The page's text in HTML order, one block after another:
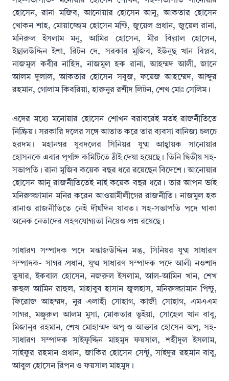
হোসেন, রানা মজিব, আনোয়ার হোসেন আনু, আকতার হোসেন
খোকন শাহ, মোয়াজ্জেম হোসেন মন্টি, জুয়েল প্রধান, জুয়েল রানা,
মনিরুল ইসলাম মনু, আমির হোসেন, মীর বিল্লাল হোসেন,
ইছালউদ্দিন ইশা, রিটন দে, সরকার মুজিব, ইউনুছ খান বিপ্লব,
নাজমুল কবীর নাহিদ, নাজমুল হক রানা, আহম্মদ আলী, জানে
আলম দুলাল, আকতার হোসেন সবুজ, ফয়েজ আহম্মেদ, আব্দুর
রহমান, গোলাম কিবরিয়া, হারুনুর রশীদ লিটন, শেখ মোঃ সেলিম।
এদের মধ্যে মনোয়ার হোসেন শোখন বরাবরেই মতই রাজনীতিতে
নিষ্ক্রিয়। সরকারি দলের সঙ্গে আতাত করে তার ব্যবসা বানিজ্য চলচে
হরদম। মহানগর যুবদলের সিনিয়র যুগ্ম আহ্বায়ক সানোয়ার
হোসনকে এবার পূর্ণাঙ্গ কমিটিতে ঠাঁই দেয়া হয়েছে। তিনি দ্বিতীয় সহ-
সভাপতি। রানা মুজিব কয়েক বছর ধরে রয়েছেন বিদেশে। আনোয়ার
হোসেন আনু রাজনীতিতেই নাই কয়েক বছর ধরে। তার আপন ভাই
মনিরুজ্জামান মনির করেন আওয়ামীলীগের রাজনীতি। নাজমুল হক
রানাও রাজনীতিতে নেই দীর্ঘদিন যাবত। সহ-সভাপতি পদে থাকা
অনেক নেতাদের গ্রহণযোগ্যতা নিয়েও প্রশ্ন রয়েছে।
সাধারণ সম্পাদক পদে মন্তাজউদ্দিন মন্তু, সিনিয়র যুগ্ম সাধারণ
সম্পাদক- সাগর প্রধান, যুগ্ম সাধারণ সম্পাদক পদে আলী নওশাদ
তুষার, ইকবাল হোসেন, নজরুল ইসলাম, আল-আমিন খান, শেখ
রুহুল আমিন রাহুল, মাহাবুব হাসান জুলহাস, মনিরুজ্জামান পিন্টু,
ফিরোজ আহম্মদ, নুর এলাহী সোহাগ, কাজী সোহাগ, এমএএম
সাগর, মঞ্জুরুল আলম মুসা, মোকতার ভূইয়া, সোহেল খান বাবু,
মিজানুর রহমান, শেখ মোহাম্মদ অপু ও আক্তার হোসেন অপু, সহ-
সাধারণ সম্পাদক সাইফুদ্দিন মাহমুদ ফয়সাল, শহীদুল ইসলাম,
সাইফুর রহমান প্রধান, জাকির হোসেন সেন্টু, সাইদুর রহমান বাবু,
আবুল হোসেন রিপন ও ফয়সাল মাহমুদ।